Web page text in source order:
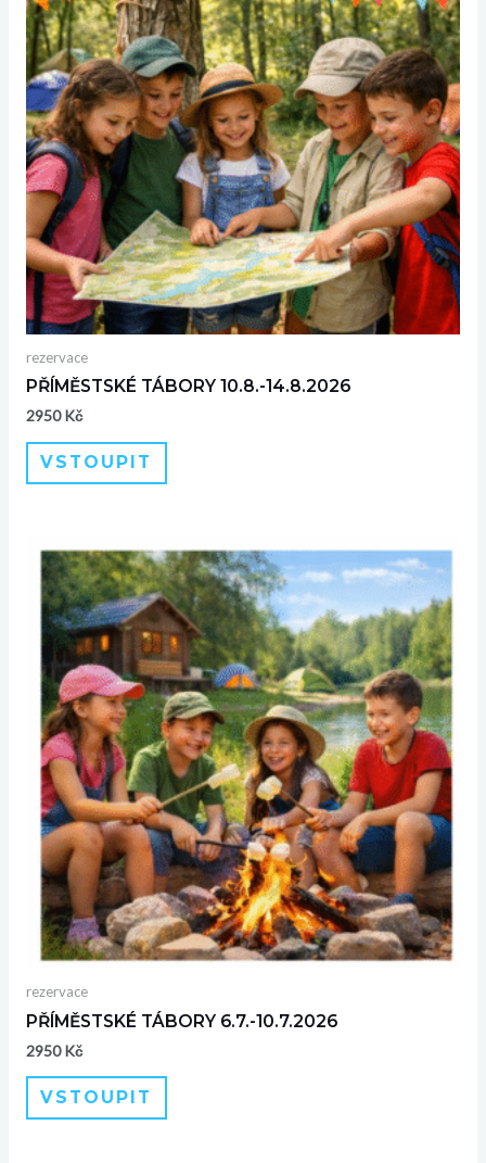
rezervace
PŘÍMĚSTSKÉ TÁBORY 10.8.-14.8.2026
2950Kč
VSTOUPIT
rezervace
PŘÍMĚSTSKÉ TÁBORY 6.7.-10.7.2026
2950Kč
VSTOUPIT